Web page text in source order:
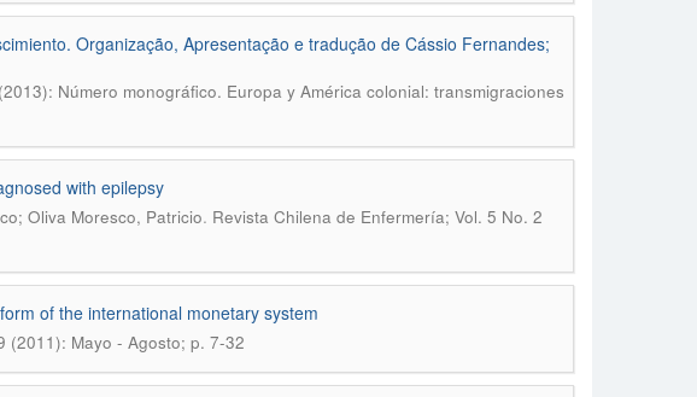
Organização, Apresentação e tradução de Cássio Fernandes;
Número monográfico. Europa y América colonial: transmigraciones
with epilepsy
Oliva Moresco, Patricio. Revista Chilena de Enfermería; Vol. 5 No. 2
of the international monetary system
(2011): Mayo - Agosto; p. 7-32